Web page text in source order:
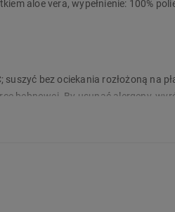
aloe vera, wypełnienie: 100%
bez ociekania rozłożoną na
bębnowej. By usunąć alergeny,
działaniu niskich
szczegóły produktu):